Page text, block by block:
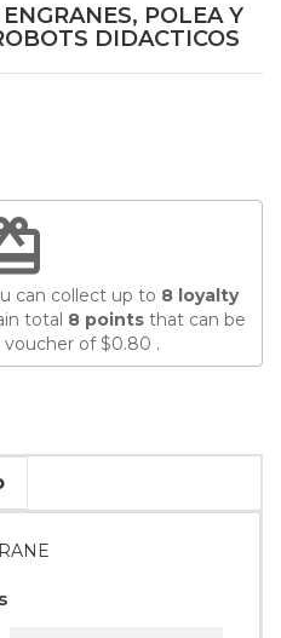
POLEA Y
DIDACTICOS
can collect up to 8loyalty
total 8 points that can be
voucher of$0.80 .